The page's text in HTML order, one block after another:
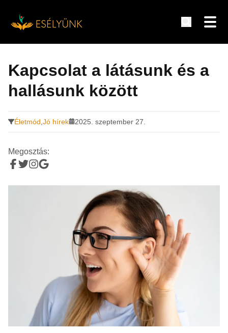
tartalomra
Kapcsolat a látásunk és a
hallásunk között
Életmód Jó hírek 2025. szeptember 27.
Megosztás: